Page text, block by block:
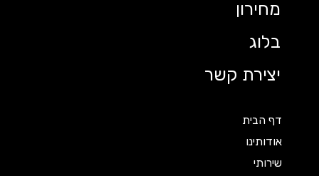
מחירון
בלוג
יצירת קשר
דף הבית
אודותינו
שירותי